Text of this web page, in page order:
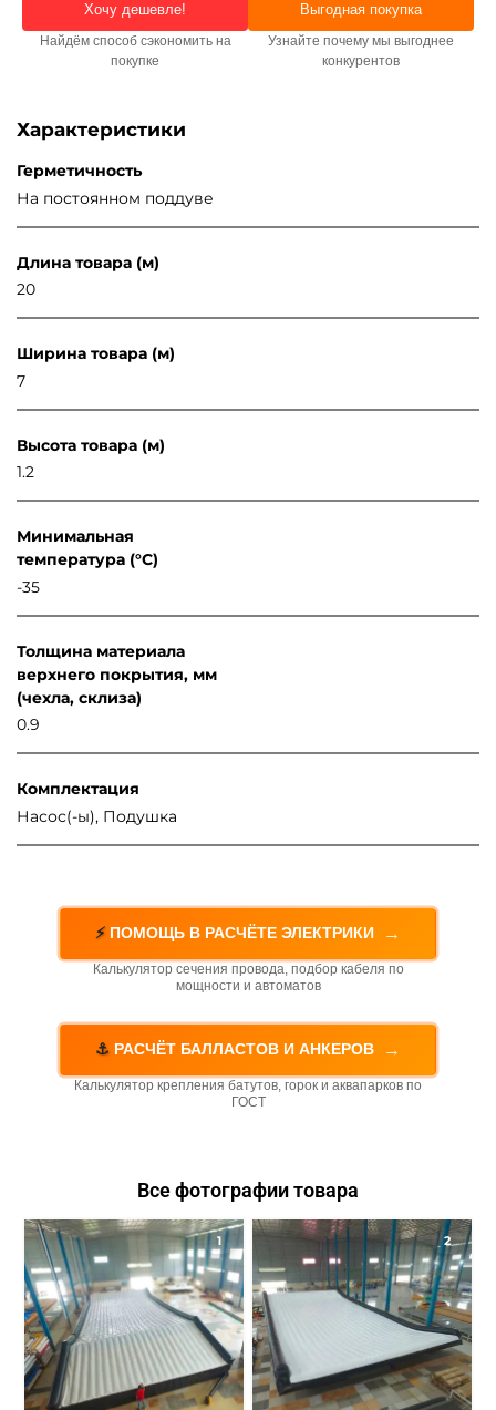
Хочу дешевле!
Найдём способ сэкономить на
покупке
Выгодная покупка
Узнайте почему мы выгоднее
конкурентов
Характеристики
Герметичность
На постоянном поддуве
Длина товара (м)
20
Ширина товара (м)
7
Высота товара (м)
1.2
Минимальная
температура (°C)
-35
Толщина материала
верхнего покрытия, мм
(чехла, склиза)
0.9
Комплектация
Насос(-ы), Подушка
⚡ ПОМОЩЬ В РАСЧЁТЕ ЭЛЕКТРИКИ →
Калькулятор сечения провода, подбор кабеля по
мощности и автоматов
⚓ РАСЧЁТ БАЛЛАСТОВ И АНКЕРОВ →
Калькулятор крепления батутов, горок и аквапарков по
ГОСТ
Все фотографии товара
1 2